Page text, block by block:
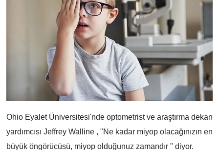
Ohio Eyalet Üniversitesi'nde optometrist ve araştırma dekan
yardımcısı Jeffrey Walline , "Ne kadar miyop olacağınızın en
büyük öngörücüsü, miyop olduğunuz zamandır " diyor.